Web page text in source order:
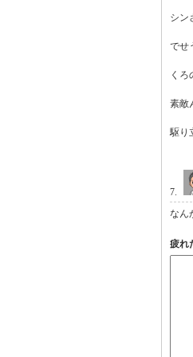
シン
でせ
くろ
素敵
駆り
7.
なん
疲れ